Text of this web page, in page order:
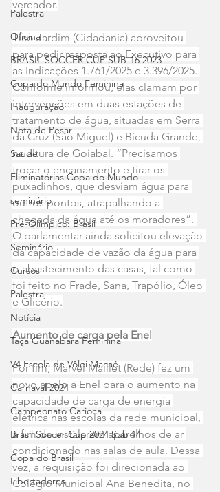
Palestra
Oficina
BRASIL SOCCER CUP SUB-16 2023
Copa do Mundo Feminina
Inauguração
Nota de Pesar
Saude
Eliminatórias Copa do Mundo
seminário
Pré-Olímpico: Brasil
Seminário
Cursos
Palestra
Notícia
Taça Guanabara Feminina
V4 Escola de Vôlei Macaé
Carnaval 2024
Campeonato Carioca
Brasil Soccer Cup 2024 Sub 14
Copa do Brasil
Libertadores
vereador.
Tico Jardim (Cidadania) aproveitou
para pedir resposta ao Executivo para
as Indicações 1.761/2025 e 3.396/2025.
Conforme informou, elas clamam por
intervenções em duas estações de
tratamento de água, situadas em Serra
da Cruz (São Miguel) e Bicuda Grande,
na altura de Goiabal. “Precisamos
trocar o encanamento e tirar os
puxadinhos, que desviam água para
outros pontos, atrapalhando a
chegada da água até os moradores”.
O parlamentar ainda solicitou elevação
da capacidade de vazão da água para
o abastecimento das casas, tal como
foi feito no Frade, Sana, Trapólio, Óleo
e Glicério.
Aumento de carga pela Enel
Por fim, Marvel Maillet (Rede) fez um
novo apelo à Enel para o aumento na
capacidade de carga de energia
elétrica nas escolas da rede municipal,
a fim de instalarem aparelhos de ar
condicionado nas salas de aula. Dessa
vez, a requisição foi direcionada ao
Colégio Municipal Ana Benedita, no